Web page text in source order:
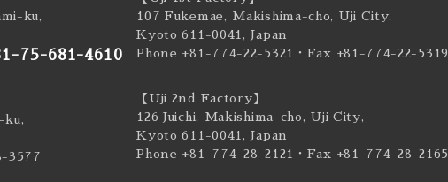
ku,
75-681-4610
ku,
3577
107 Fukemae, Makishima-cho, Uji City,
Kyoto 611-0041, Japan
Phone +81-774-22-5321
・Fax +81-774-22-5319
【Uji 2nd Factory】
126 Juichi, Makishima-cho, Uji City,
Kyoto 611-0041, Japan
Phone +81-774-28-2121
・Fax +81-774-28-2165